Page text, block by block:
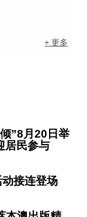
+ 更多
”8月20日举
居民参与
接连登场